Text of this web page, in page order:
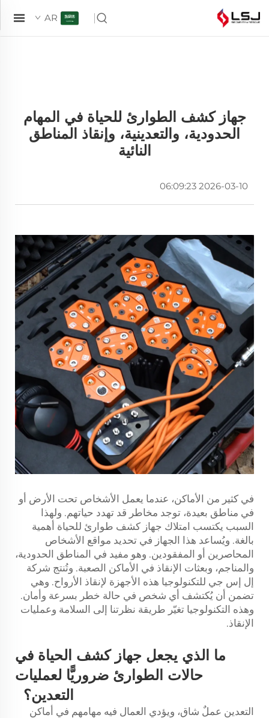
AR
جهاز كشف الطوارئ للحياة في المهام
الحدودية، والتعدينية، وإنقاذ المناطق
النائية
2026-03-10 06:09:23
في كثير من الأماكن، عندما يعمل الأشخاص تحت الأرض أو
في مناطق بعيدة، توجد مخاطر قد تهدد حياتهم. ولهذا
السبب يكتسب امتلاك جهاز كشف طوارئ للحياة أهمية
بالغة. ويُساعد هذا الجهاز في تحديد مواقع الأشخاص
المحاصرين أو المفقودين. وهو مفيد في المناطق الحدودية،
والمناجم، وبعثات الإنقاذ في الأماكن الصعبة. وتُنتج شركة
إل إس جي للتكنولوجيا هذه الأجهزة لإنقاذ الأرواح. وهي
تضمن أن يُكتشف أي شخص في حالة خطر بسرعة وأمان.
وهذه التكنولوجيا تغيّر طريقة نظرتنا إلى السلامة وعمليات
الإنقاذ.
ما الذي يجعل جهاز كشف الحياة في
حالات الطوارئ ضروريًّا لعمليات
التعدين؟
التعدين عملٌ شاق، ويؤدي العمال فيه مهامهم في أماكن